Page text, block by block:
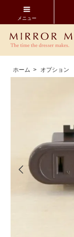
メニュー
ホーム > オプション